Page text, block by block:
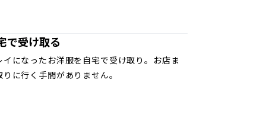
で受け取る
イになったお洋服を自宅で受け取り。お店ま
りに行く手間がありません。